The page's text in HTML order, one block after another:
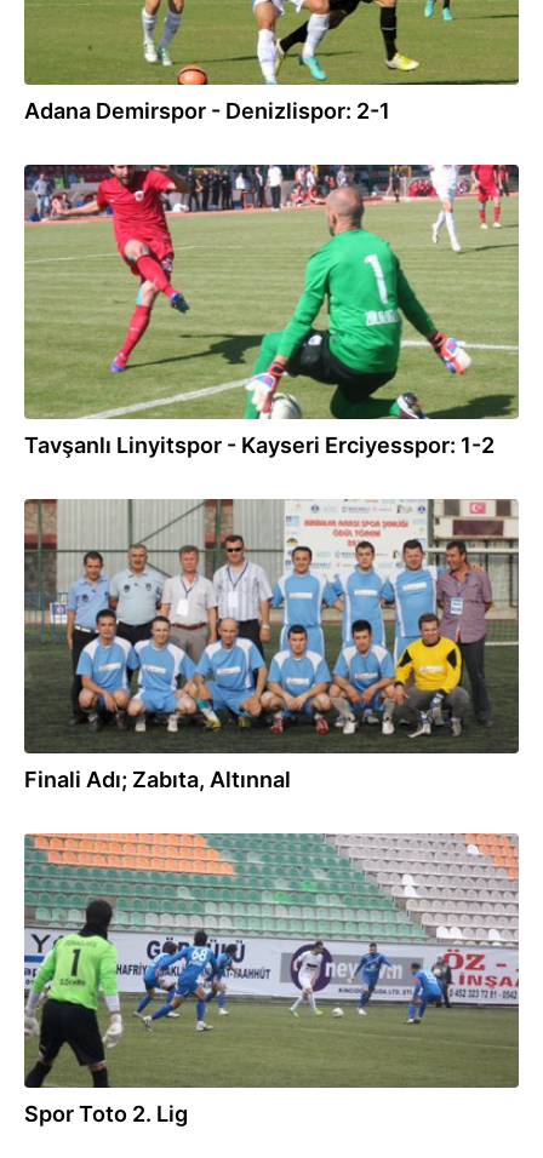
Adana Demirspor - Denizlispor: 2-1
06.10.2012
Tavşanlı Linyitspor - Kayseri Erciyesspor: 1-2
Finali Adı; Zabıta, Altınnal
04.03.2012
Spor Toto 2. Lig